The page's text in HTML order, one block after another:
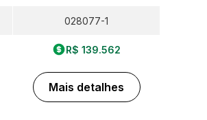
028077-1
R$ 139.562
Mais detalhes